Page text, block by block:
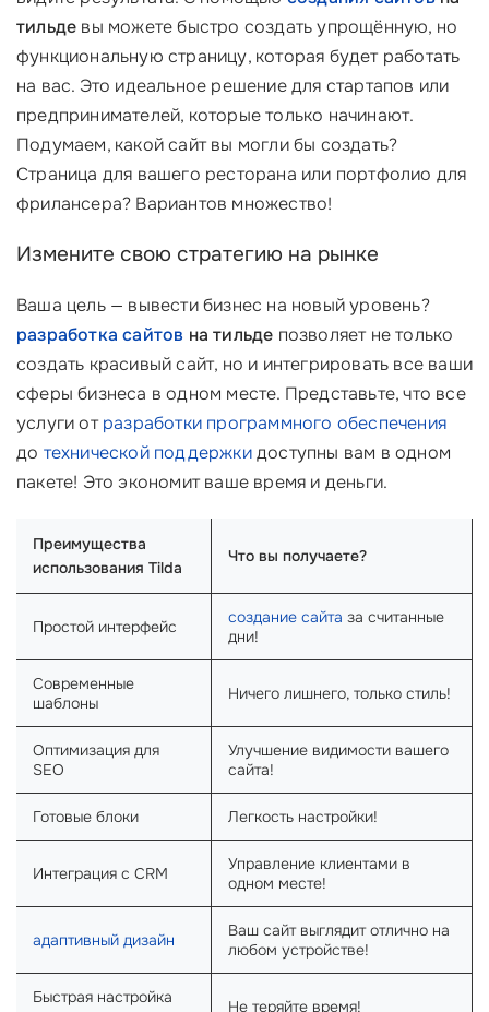
тильде вы можете быстро создать упрощённую, но
функциональную страницу, которая будет работать
на вас. Это идеальное решение для стартапов или
предпринимателей, которые только начинают.
Подумаем, какой сайт вы могли бы создать?
Страница для вашего ресторана или портфолио для
фрилансера? Вариантов множество!
Измените свою стратегию на рынке
Ваша цель — вывести бизнес на новый уровень?
разработка сайтов на тильде позволяет не только
создать красивый сайт, но и интегрировать все ваши
сферы бизнеса в одном месте. Представьте, что все
услуги отразработки программного обеспечения
до технической поддержкидоступны вам в одном
пакете! Это экономит ваше время и деньги.
Преимущества
использования Tilda
Что вы получаете?
Простой интерфейс создание сайта за считанные
дни!
Современные
шаблоны
Ничего лишнего, только стиль!
Оптимизация для
SEO
Улучшение видимости вашего
сайта!
Готовые блоки Легкость настройки!
Интеграция с CRM
Управление клиентами в
одном месте!
адаптивный дизайн
Ваш сайт выглядит отлично на
любом устройстве!
Быстрая настройка
Не теряйте время!